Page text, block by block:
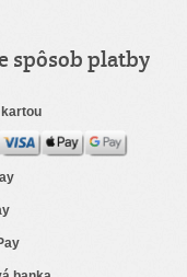
spôsob platby
kartou